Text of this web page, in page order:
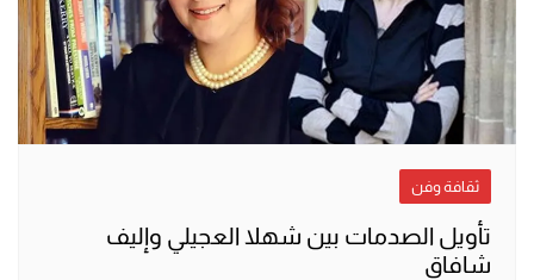
ثقافة وفن
تأويل الصدمات بين شهلا العجيلي وإليف
شافاق